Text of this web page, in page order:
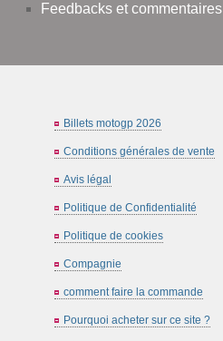
Feedbacks et commentaires
Billets motogp 2026
Conditions générales de vente
Avis légal
Politique de Confidentialité
Politique de cookies
Compagnie
comment faire la commande
Pourquoi acheter sur ce site ?